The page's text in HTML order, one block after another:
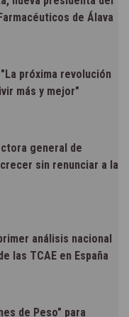
de Álava
próxima revolución
más y mejor"
general de
sin renunciar a la
análisis nacional
las TCAE en España
de Peso" para